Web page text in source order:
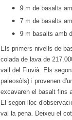
9 m de basalts
7 m de basalts
9 m basalts amb
Els primers nivells de
colada de lava de
vall del Fluvià. Els
paleosòls) i provenen
excavaren el basalt fins
El segon lloc
val la pena. Deixeu el